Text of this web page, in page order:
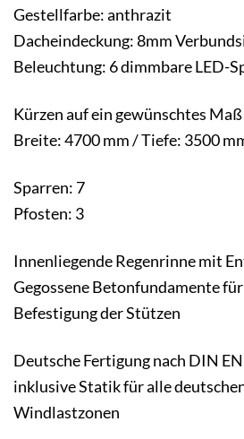
Gestellfarbe: anthrazit
Dacheindeckung: 8mm
Beleuchtung: 6 dimmbare LED-
Kürzen auf ein gewünschtes
Breite: 4700 mm / Tiefe: 3500
Sparren: 7
Pfosten: 3
Innenliegende Regenrinne mit
Gegossene Betonfundamente
Befestigung der Stützen
Deutsche Fertigung nach DIN
inklusive Statik für alle
Windlastzonen